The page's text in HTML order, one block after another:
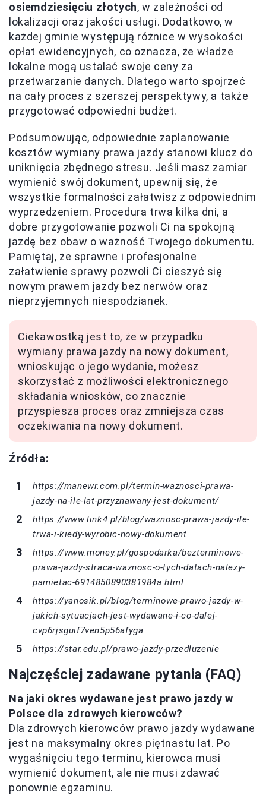
osiemdziesięciu złotych, w zależności od
lokalizacji oraz jakości usługi. Dodatkowo, w
każdej gminie występują różnice w wysokości
opłat ewidencyjnych, co oznacza, że władze
lokalne mogą ustalać swoje ceny za
przetwarzanie danych. Dlatego warto spojrzeć
na cały proces z szerszej perspektywy, a także
przygotować odpowiedni budżet.
Podsumowując, odpowiednie zaplanowanie
kosztów wymiany prawa jazdy stanowi klucz do
uniknięcia zbędnego stresu. Jeśli masz zamiar
wymienić swój dokument, upewnij się, że
wszystkie formalności załatwisz z odpowiednim
wyprzedzeniem. Procedura trwa kilka dni, a
dobre przygotowanie pozwoli Ci na spokojną
jazdę bez obaw o ważność Twojego dokumentu.
Pamiętaj, że sprawne i profesjonalne
załatwienie sprawy pozwoli Ci cieszyć się
nowym prawem jazdy bez nerwów oraz
nieprzyjemnych niespodzianek.
Ciekawostką jest to, że w przypadku
wymiany prawa jazdy na nowy dokument,
wnioskując o jego wydanie, możesz
skorzystać z możliwości elektronicznego
składania wniosków, co znacznie
przyspiesza proces oraz zmniejsza czas
oczekiwania na nowy dokument.
Źródła:
https://manewr.com.pl/termin-waznosci-prawa-
jazdy-na-ile-lat-przyznawany-jest-dokument/
https://www.link4.pl/blog/waznosc-prawa-jazdy-ile-
trwa-i-kiedy-wyrobic-nowy-dokument
https://www.money.pl/gospodarka/bezterminowe-
prawa-jazdy-straca-waznosc-o-tych-datach-nalezy-
pamietac-6914850890381984a.html
https://yanosik.pl/blog/terminowe-prawo-jazdy-w-
jakich-sytuacjach-jest-wydawane-i-co-dalej-
cvp6rjsguif7ven5p56afyga
https://star.edu.pl/prawo-jazdy-przedluzenie
Najczęściej zadawane pytania (FAQ)
Na jaki okres wydawane jest prawo jazdy w
Polsce dla zdrowych kierowców?
Dla zdrowych kierowców prawo jazdy wydawane
jest na maksymalny okres piętnastu lat. Po
wygaśnięciu tego terminu, kierowca musi
wymienić dokument, ale nie musi zdawać
ponownie egzaminu.